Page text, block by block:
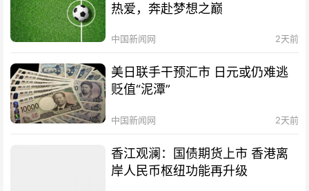
热爱，奔赴梦想之巅
中国新闻网 2天前
美日联手干预汇市 日元或仍难逃
贬值“泥潭”
中国新闻网 2天前
香江观澜：国债期货上市 香港离
岸人民币枢纽功能再升级